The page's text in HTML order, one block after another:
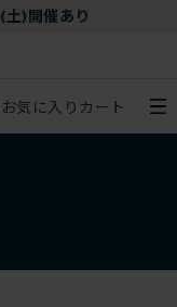
(土)開催あり
お気に入り カート